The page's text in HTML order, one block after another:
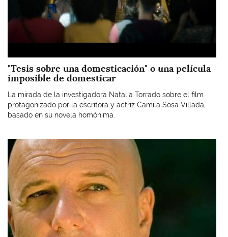
"Tesis sobre una domesticación" o una película
imposible de domesticar
La mirada de la investigadora Natalia Torrado sobre el film
protagonizado por la escritora y actriz Camila Sosa Villada,
basado en su novela homónima.
Imagen